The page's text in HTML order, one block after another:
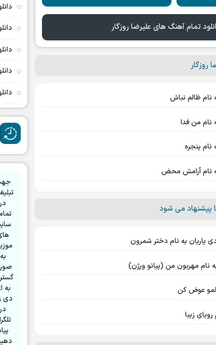
تمام آهنگ های علیرضا روزگار
روزگار
نام ظالم نباش
نام من فدا
نام پنجره
به نام آرامش محض
پیشنهاد می شود
یاریان به نام دختر شمرون
نام مهربون من (پیانو ورژن)
عوض کن
زیبا
در
به
به
دی
در